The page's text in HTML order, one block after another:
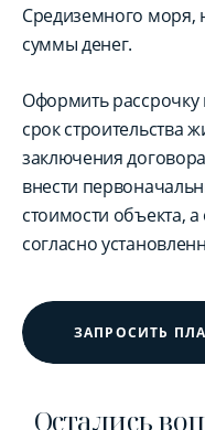
Средиземного моря,
суммы денег.
Оформить
срок строительства
заключения
внести
стоимости объекта,
согласно
ЗАПРОСИТЬ
Остались